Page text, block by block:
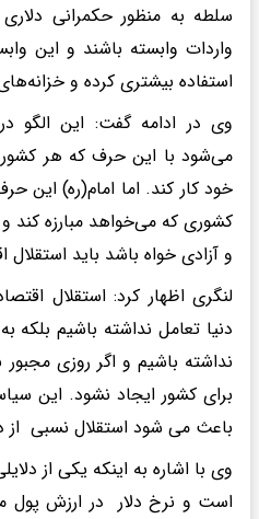
سلطه به منظور حکمرانی
واردات وابسته باشند و این
استفاده بیشتری کرده و خزانه‌های
وی در ادامه گفت: این الگو
می‌شود با این حرف که هر
خود کار کند. اما امام(ره) این
کشوری که می‌خواهد مبارزه کند و
و آزادی خواه باشد باید
لنگری اظهار کرد: استقلال
دنیا تعامل نداشته باشیم
نداشته باشیم و اگر روزی
برای کشور ایجاد نشود. این
باعث می شود استقلال نسبی از
وی با اشاره به اینکه یکی از
است و نرخ دلار در ارزش پول